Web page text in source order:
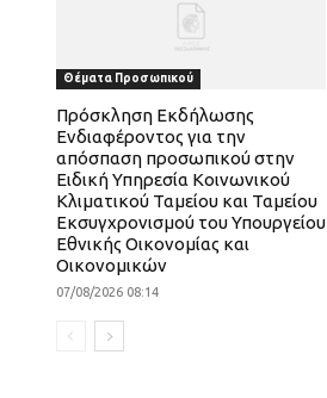
Θέματα Προσωπικού
Πρόσκληση Εκδήλωσης
Ενδιαφέροντος για την
απόσπαση προσωπικού στην
Ειδική Υπηρεσία Κοινωνικού
Κλιματικού Ταμείου και Ταμείου
Εκσυγχρονισμού του Υπουργείου
Εθνικής Οικονομίας και
Οικονομικών
07/08/2026 08:14